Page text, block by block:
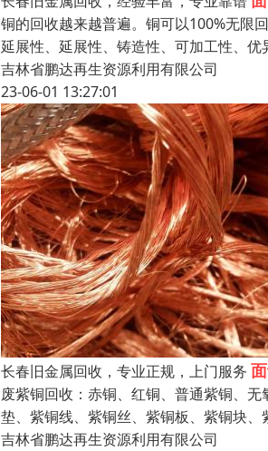
铜的回收越来越普遍。铜可以100%无
延展性、延展性、铸造性、可加工性、
吉林省鹏达再生资源利用有限公司
23-06-01 13:27:01
长春旧金属回收，专业正规，上门服务
废紫铜回收：赤铜、红铜、普通紫铜、
垫、紫铜线、紫铜丝、紫铜板、紫铜块
吉林省鹏达再生资源利用有限公司